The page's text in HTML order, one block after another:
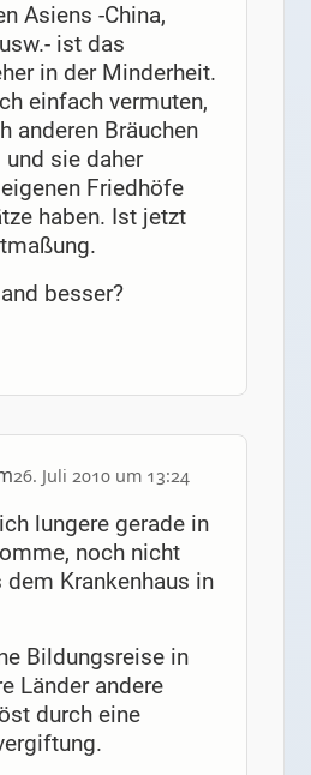
Asiens -China,
ist das
in der Minderheit.
einfach vermuten,
anderen Bräuchen
sie daher
Friedhöfe
haben. Ist jetzt
besser?
26. Juli 2010 um 13:24
lungere gerade in
noch nicht
Krankenhaus in
Bildungsreise in
Länder andere
durch eine